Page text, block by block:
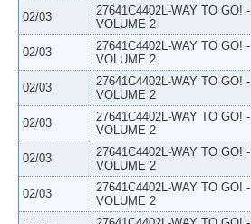
02/03
27641C4402L-WAY TO GO! -
VOLUME 2
02/03
27641C4402L-WAY TO GO! -
VOLUME 2
02/03
27641C4402L-WAY TO GO! -
VOLUME 2
02/03
27641C4402L-WAY TO GO! -
VOLUME 2
02/03
27641C4402L-WAY TO GO! -
VOLUME 2
02/03
27641C4402L-WAY TO GO! -
VOLUME 2